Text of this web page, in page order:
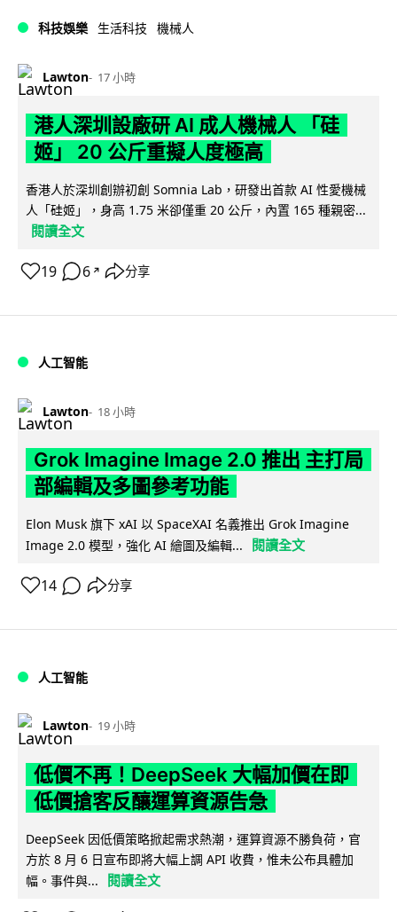
科技娛樂 生活科技 機械人
Lawton 17 小時
港人深圳設廠研 AI 成人機械人 「硅
姬」 20 公斤重擬人度極高
香港人於深圳創辦初創 Somnia Lab，研發出首款 AI 性愛機械
人「硅姬」，身高 1.75 米卻僅重 20 公斤，內置 165 種親密...
閱讀全文
19 6 ↗ 分享
人工智能
Lawton 18 小時
Grok Imagine Image 2.0 推出 主打局
部編輯及多圖參考功能
Elon Musk 旗下 xAI 以 SpaceXAI 名義推出 Grok Imagine
Image 2.0 模型，強化 AI 繪圖及編輯...
閱讀全文
14 分享
人工智能
Lawton 19 小時
低價不再！DeepSeek 大幅加價在即
低價搶客反釀運算資源告急
DeepSeek 因低價策略掀起需求熱潮，運算資源不勝負荷，官
方於 8 月 6 日宣布即將大幅上調 API 收費，惟未公布具體加
幅。事件與...
閱讀全文